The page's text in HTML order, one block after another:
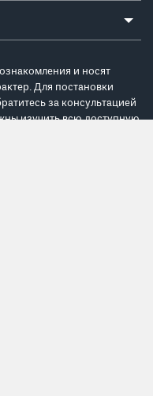
и носят
Для постановки